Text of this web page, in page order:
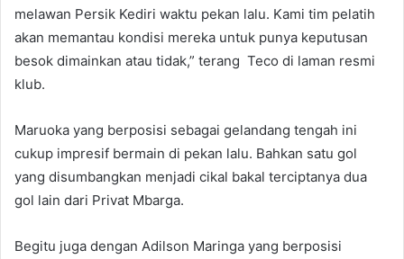
melawan Persik Kediri waktu pekan lalu. Kami tim pelatih
akan memantau kondisi mereka untuk punya keputusan
besok dimainkan atau tidak,” terang Teco di laman resmi
klub.
Maruoka yang berposisi sebagai gelandang tengah ini
cukup impresif bermain di pekan lalu. Bahkan satu gol
yang disumbangkan menjadi cikal bakal terciptanya dua
gol lain dari Privat Mbarga.
Begitu juga dengan Adilson Maringa yang berposisi